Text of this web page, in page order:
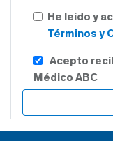
He leído y
Términos y
Acepto
Médico ABC